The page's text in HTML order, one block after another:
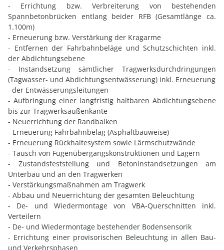
- Errichtung bzw. Verbreiterung von bestehenden
Spannbetonbrücken entlang beider RFB(Gesamtlänge ca.
1.100m)
- Erneuerung bzw. Verstärkung der Kragarme
- Entfernen der Fahrbahnbeläge und Schutzschichten inkl.
der Abdichtungsebene
- Instandsetzung sämtlicher Tragwerksdurchdringungen
(Tagwasser- und Abdichtungsentwässerung) inkl. Erneuerung
der Entwässerungsleitungen
- Aufbringung einer langfristig haltbaren Abdichtungsebene
bis zur Tragwerksaußenkante
- Neuerrichtung der Randbalken
- Erneuerung Fahrbahnbelag (Asphaltbauweise)
- Erneuerung Rückhaltesystem sowie Lärmschutzwände
- Tausch von Fugenübergangskonstruktionen und Lagern
- Zustandsfeststellung und Betoninstandsetzungen am
Unterbau und an den Tragwerken
- Verstärkungsmaßnahmen am Tragwerk
- Abbau und Neuerrichtung der gesamten Beleuchtung
- De- und Wiedermontage von VBA-Querschnitten inkl.
Verteilern
- De- und Wiedermontage bestehender Bodensensorik
- Errichtung einer provisorischen Beleuchtung in allen Bau-
und Verkehrsphasen